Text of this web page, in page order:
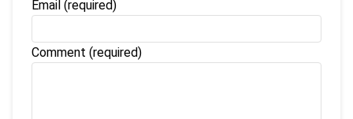
Email (required)
Comment (required)